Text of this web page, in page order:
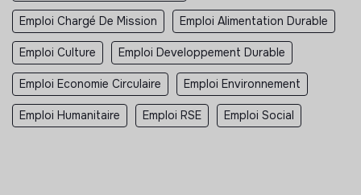
Emploi Chargé De Mission Emploi Alimentation Durable
Emploi Culture Emploi Developpement Durable
Emploi Economie Circulaire Emploi Environnement
Emploi Humanitaire Emploi RSE Emploi Social